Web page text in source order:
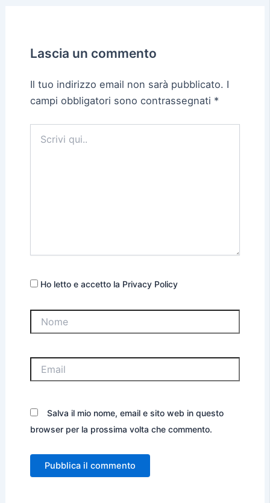
Lascia un commento
Il tuo indirizzo email non sarà pubblicato. I
campi obbligatori sono contrassegnati *
qui..
Ho letto e accetto la Privacy Policy
Salva il mio nome, email e sito web in questo
browser per la prossima volta che commento.